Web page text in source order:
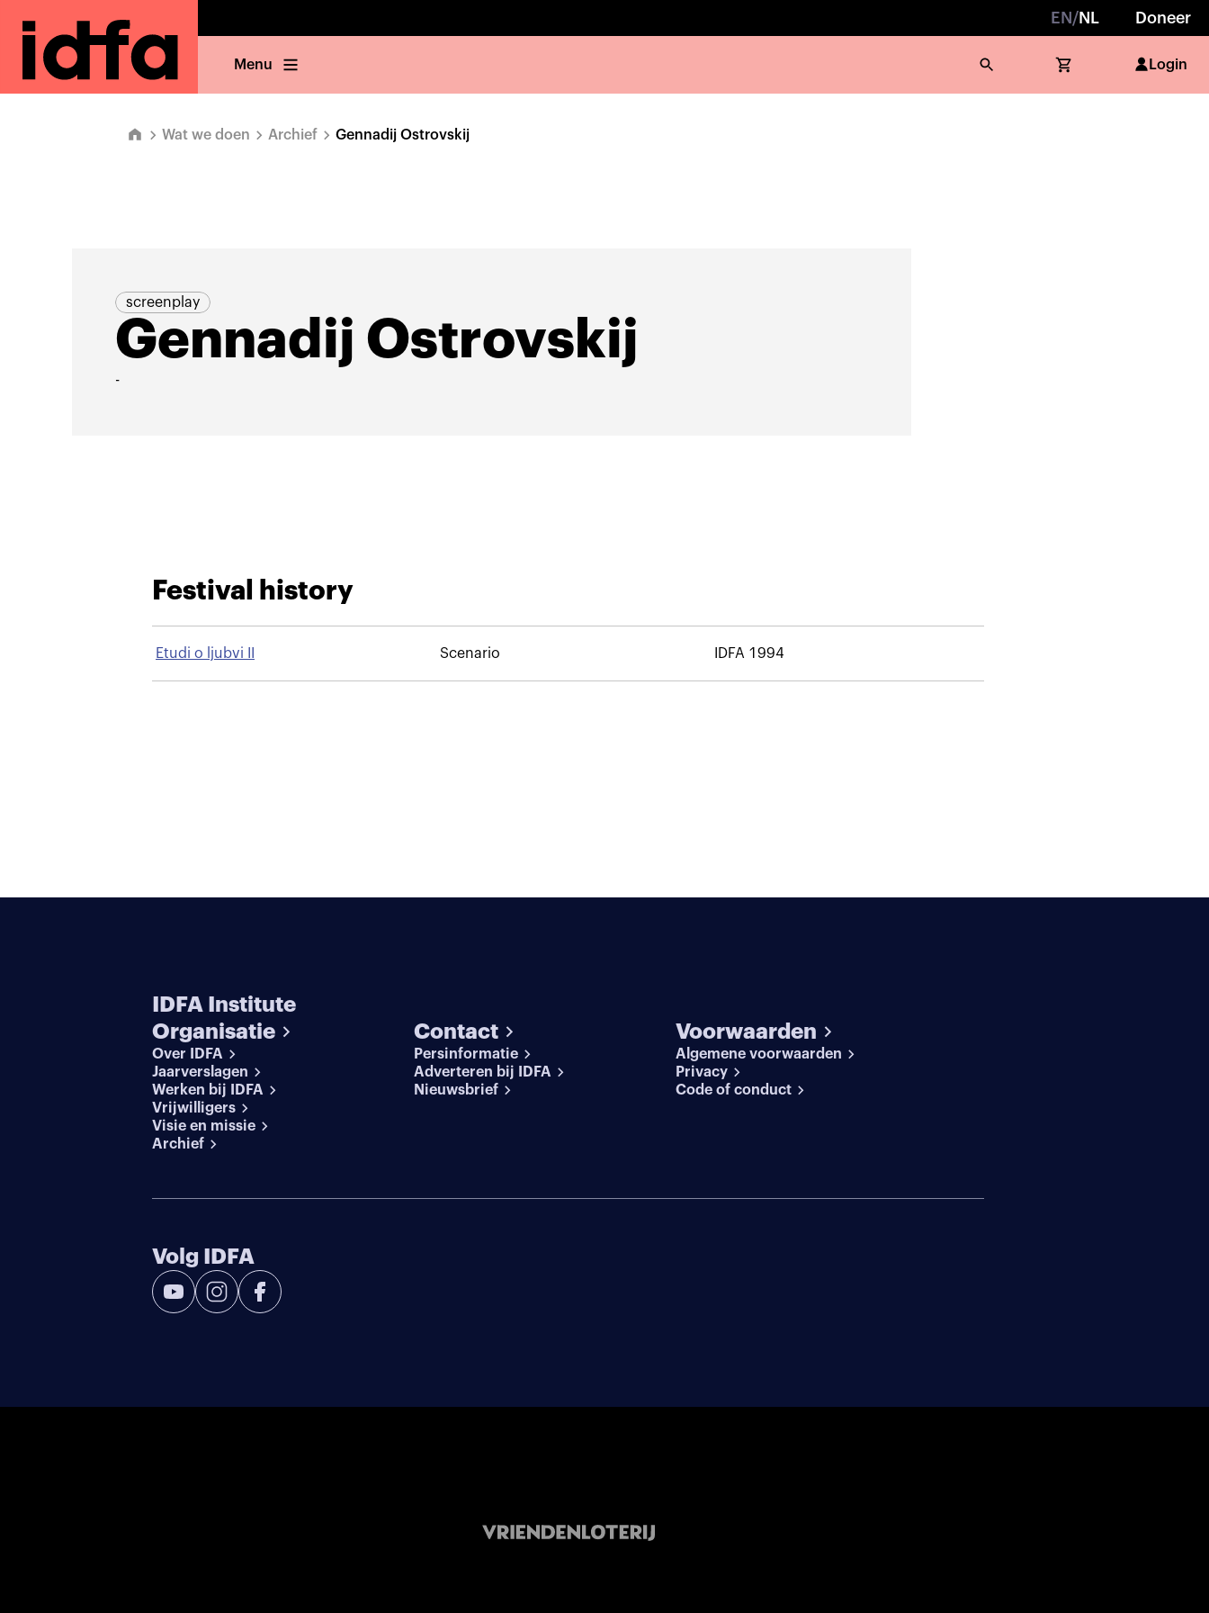
EN /NL Doneer
Menu Login
Wat we doen Archief Gennadij Ostrovskij
screenplay
Gennadij Ostrovskij
-
Festival history
Etudi o ljubvi II Scenario IDFA 1994
IDFA Institute
Organisatie
Over IDFA
Jaarverslagen
Werken bij IDFA
Vrijwilligers
Visie en missie
Archief
Contact
Persinformatie
Adverteren bij IDFA
Nieuwsbrief
Voorwaarden
Algemene voorwaarden
Privacy
Code of conduct
Volg IDFA